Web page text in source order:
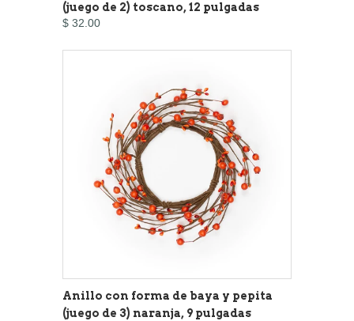
(juego de 2) toscano, 12 pulgadas
$ 32.00
Anillo con forma de baya y pepita
(juego de 3) naranja, 9 pulgadas